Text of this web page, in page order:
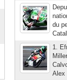
du
1.
Alex